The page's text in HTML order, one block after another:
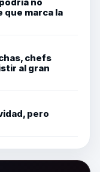
marca la
chefs
al gran
pero